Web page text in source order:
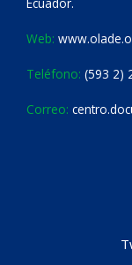
Ecuador.
Web:
Teléfono: (593 2)
Correo: